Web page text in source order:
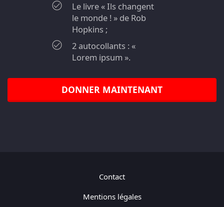
Le livre « Ils changent
le monde ! » de Rob
Hopkins ;
2 autocollants : «
Lorem ipsum ».
DONNER MAINTENANT
Contact
Mentions légales